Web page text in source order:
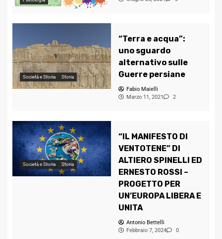
Società e Storia Storia
“Terra e acqua”:
uno sguardo
alternativo sulle
Guerre persiane
Fabio Maielli
Marzo 11, 2021
2
Società e Storia Storia
“IL MANIFESTO DI
VENTOTENE” DI
ALTIERO SPINELLI ED
ERNESTO ROSSI –
PROGETTO PER
UN’EUROPA LIBERA E
UNITA
Antonio Bettelli
Febbraio 7, 2024
0